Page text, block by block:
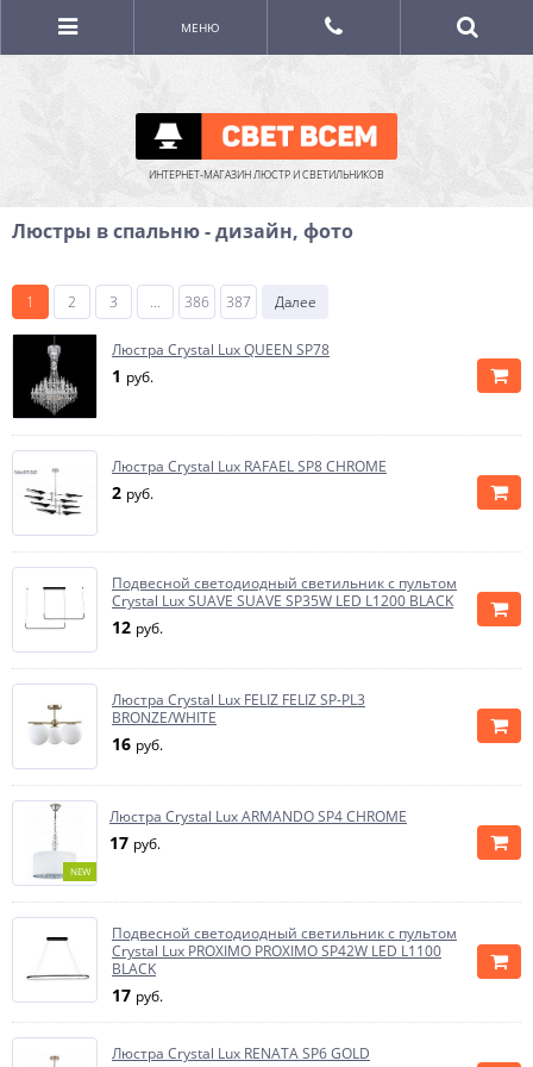
ИНТЕРНЕТ-МАГАЗИН ЛЮСТР И СВЕТИЛЬНИКОВ
МЕНЮ
Люстры в спальню - дизайн, фото
1 2 3 ... 386 387 Далее
Люстра Crystal Lux QUEEN SP78
1 руб.
Люстра Crystal Lux RAFAEL SP8 CHROME
2 руб.
Подвесной светодиодный светильник с пультом
Crystal Lux SUAVE SUAVE SP35W LED L1200 BLACK
12 руб.
Люстра Crystal Lux FELIZ FELIZ SP-PL3
BRONZE/WHITE
16 руб.
NEW
Люстра Crystal Lux ARMANDO SP4 CHROME
17 руб.
Подвесной светодиодный светильник с пультом
Crystal Lux PROXIMO PROXIMO SP42W LED L1100
BLACK
17 руб.
Люстра Crystal Lux RENATA SP6 GOLD